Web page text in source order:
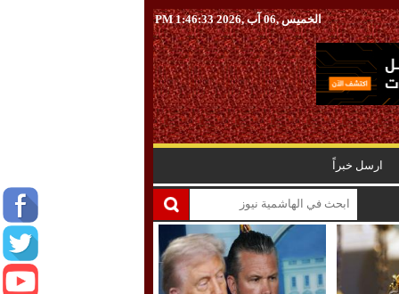
الخميس ,06 آب ,2026 1:46:34 PM
ارسل خبراً